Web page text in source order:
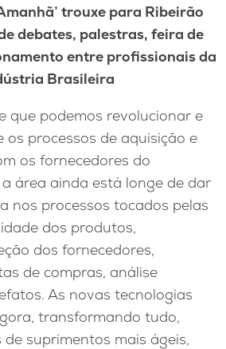
trouxe para Ribeirão
debates, palestras, feira de
entre profissionais da
Brasileira
que podemos revolucionar e
processos de aquisição e
os fornecedores do
área ainda está longe de dar
nos processos tocados pelas
dos produtos,
dos fornecedores,
de compras, análise
As novas tecnologias
transformando tudo,
suprimentos mais ágeis,